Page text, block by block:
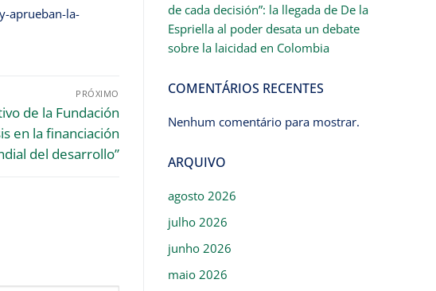
aprueban-la-
PRÓXIMO
de la Fundación
en la financiación
del desarrollo”
de cada decisión”: la llegada de De la
Espriella al poder desata un debate
sobre la laicidad en Colombia
COMENTÁRIOS RECENTES
Nenhum comentário para mostrar.
ARQUIVO
agosto 2026
julho 2026
junho 2026
maio 2026